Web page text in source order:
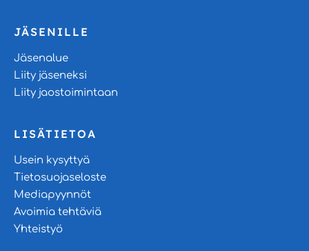
JÄSENILLE
Jäsenalue
Liity jäseneksi
Liity jaostoimintaan
LISÄTIETOA
Usein kysyttyä
Tietosuojaseloste
Mediapyynnöt
Avoimia tehtäviä
Yhteistyö